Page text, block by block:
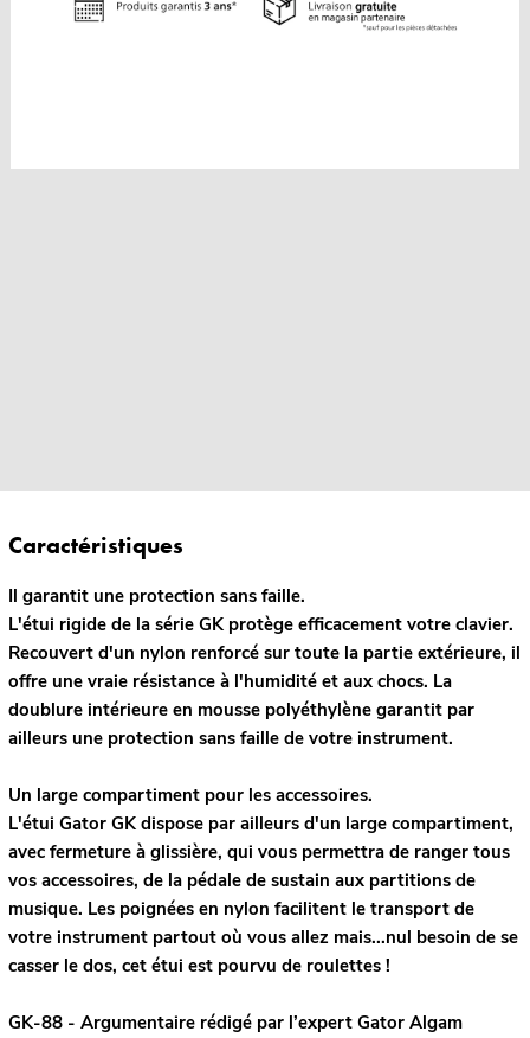
Caractéristiques
Il garantit une protection sans faille.
L'étui rigide de la série GK protège efficacement votre clavier.
Recouvert d'un nylon renforcé sur toute la partie extérieure, il
offre une vraie résistance à l'humidité et aux chocs. La
doublure intérieure en mousse polyéthylène garantit par
ailleurs une protection sans faille de votre instrument.
Un large compartiment pour les accessoires.
L'étui Gator GK dispose par ailleurs d'un large compartiment,
avec fermeture à glissière, qui vous permettra de ranger tous
vos accessoires, de la pédale de sustain aux partitions de
musique. Les poignées en nylon facilitent le transport de
votre instrument partout où vous allez mais...nul besoin de se
casser le dos, cet étui est pourvu de roulettes !
GK-88 - Argumentaire rédigé par l’expert GatorAlgam